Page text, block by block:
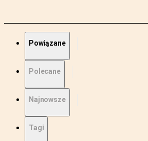
Powiązane
Polecane
Najnowsze
Tagi